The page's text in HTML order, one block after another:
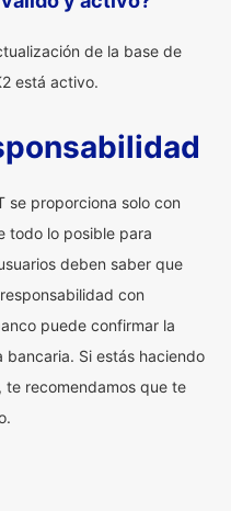
de la base de
está activo.
se proporciona solo con
todo lo posible para
deben saber que
con
puede confirmar la
Si estás haciendo
recomendamos que te